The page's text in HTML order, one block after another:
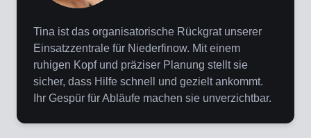
Tina ist das organisatorische Rückgrat unserer
Einsatzzentrale für Niederfinow. Mit einem
ruhigen Kopf und präziser Planung stellt sie
sicher, dass Hilfe schnell und gezielt ankommt.
Ihr Gespür für Abläufe machen sie unverzichtbar.